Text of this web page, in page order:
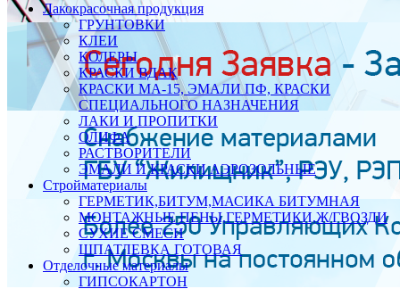
Лакокрасочная продукция
ГРУНТОВКИ
КЛЕИ
КОЛЕРЫ
КРАСКИ ВДАК
КРАСКИ МА-15, ЭМАЛИ ПФ, КРАСКИ
СПЕЦИАЛЬНОГО НАЗНАЧЕНИЯ
ЛАКИ И ПРОПИТКИ
ОЛИФА
РАСТВОРИТЕЛИ
ЭМАЛИ И КРАСКИ АЭРОЗОЛЬНЫЕ
Стройматериалы
ГЕРМЕТИК,БИТУМ,МАСИКА БИТУМНАЯ
МОНТАЖНЫЕ ПЕНЫ,ГЕРМЕТИКИ,Ж/ГВОЗДИ
СУХИЕ СМЕСИ
ШПАТЛЕВКА ГОТОВАЯ
Отделочные материалы
ГИПСОКАРТОН